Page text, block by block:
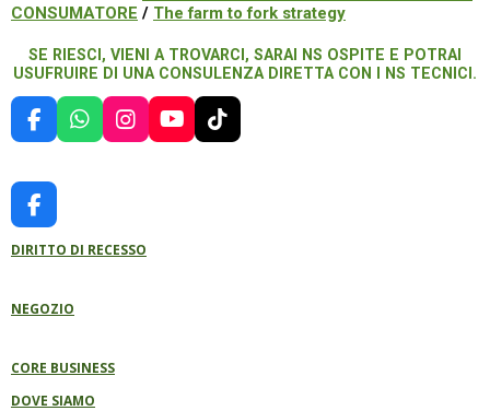
CONSUMATORE / The farm to fork strategy
SE RIESCI, VIENI A TROVARCI, SARAI NS OSPITE E POTRAI
USUFRUIRE DI UNA CONSULENZA DIRETTA CON I NS TECNICI.
F
A
E
B
O
O
W
H
P
I
N
R
Y
O
T
I
F
A
C
O
K
DIRITTO DI RECESSO
NEGOZIO
CORE BUSINESS
DOVE SIAMO